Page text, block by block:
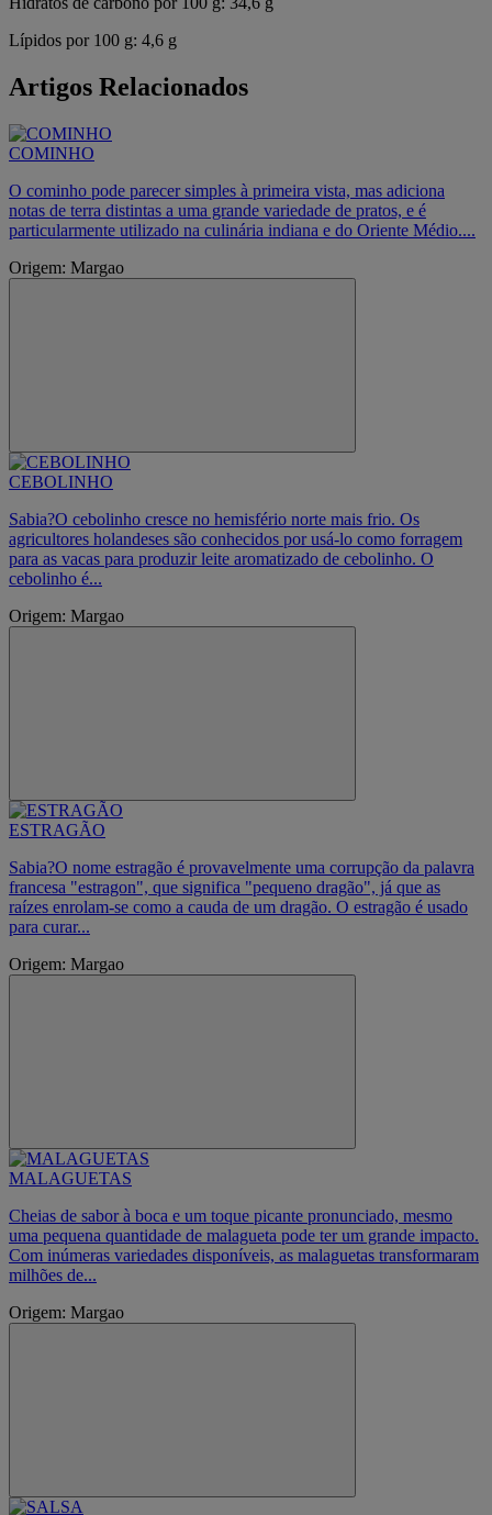
Lípidos por 100 g: 4,6 g
Artigos Relacionados
COMINHO
O cominho pode parecer simples à primeira vista, mas adiciona
notas de terra distintas a uma grande variedade de pratos, e é
particularmente utilizado na culinária indiana e do Oriente Médio....
Origem: Margao
CEBOLINHO
Sabia?O cebolinho cresce no hemisfério norte mais frio. Os
agricultores holandeses são conhecidos por usá-lo como forragem
para as vacas para produzir leite aromatizado de cebolinho. O
cebolinho é...
Origem: Margao
ESTRAGÃO
Sabia?O nome estragão é provavelmente uma corrupção da palavra
francesa "estragon", que significa "pequeno dragão", já que as
raízes enrolam-se como a cauda de um dragão. O estragão é usado
para curar...
Origem: Margao
MALAGUETAS
Cheias de sabor à boca e um toque picante pronunciado, mesmo
uma pequena quantidade de malagueta pode ter um grande impacto.
Com inúmeras variedades disponíveis, as malaguetas transformaram
milhões de...
Origem: Margao